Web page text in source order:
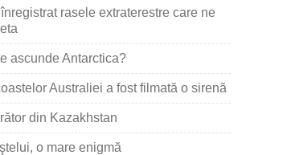
rasele extraterestre care ne
ascunde Antarctica?
Australiei a fost filmată o sirenă
din Kazakhstan
o mare enigmă